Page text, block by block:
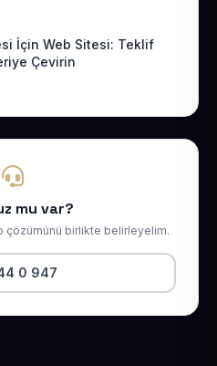
İçin Web Sitesi: Teklif
Çevirin
mu var?
çözümünü birlikte belirleyelim.
0 947